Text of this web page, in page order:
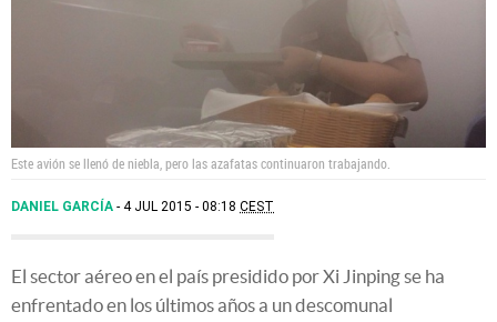
Este avión se llenó de niebla, pero las azafatas continuaron trabajando.
DANIEL GARCÍA 4 JUL 2015 - 08:18 CEST
El sector aéreo en el país presidido por Xi Jinping se ha
enfrentado en los últimos años a un descomunal